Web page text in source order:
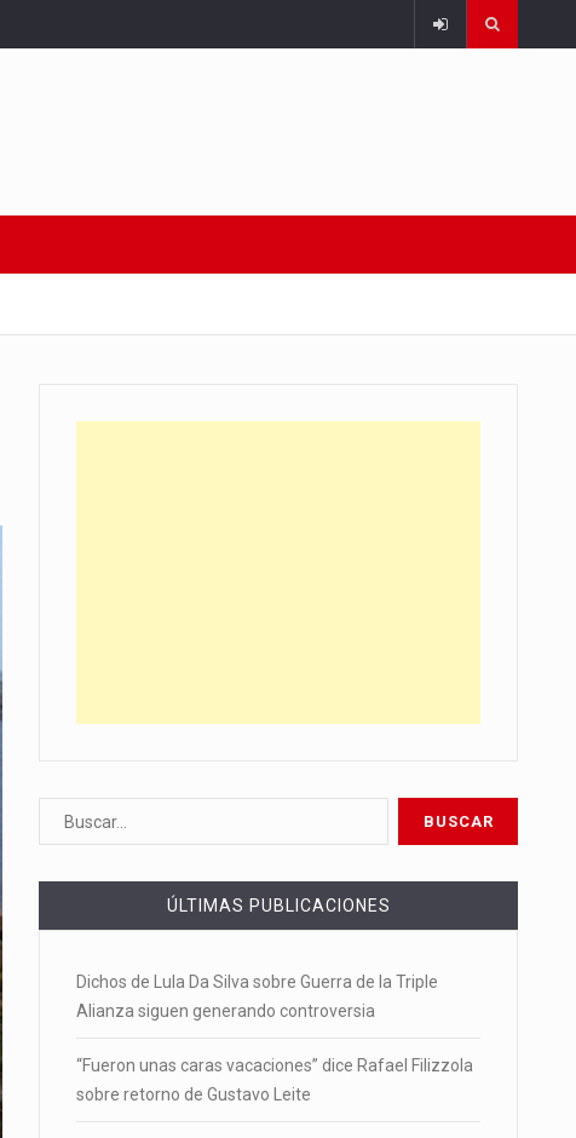
ÚLTIMAS PUBLICACIONES
Dichos de Lula Da Silva sobre Guerra de la Triple
Alianza siguen generando controversia
“Fueron unas caras vacaciones” dice Rafael Filizzola
sobre retorno de Gustavo Leite